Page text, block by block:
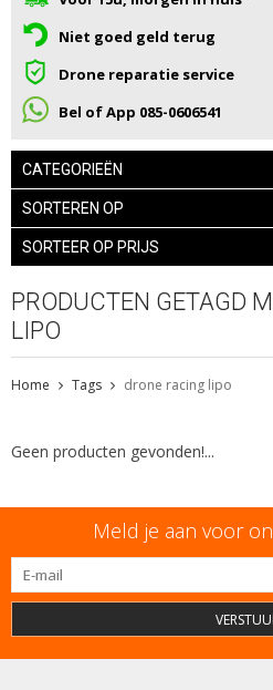
Niet goed geld terug
Drone reparatie service
Bel of App 085-0606541
CATEGORIEËN
SORTEREN OP
SORTEER OP PRIJS
PRODUCTEN GETAGD
LIPO
Home Tags drone racing lipo
Geen producten gevonden!...
Meld je aan voor